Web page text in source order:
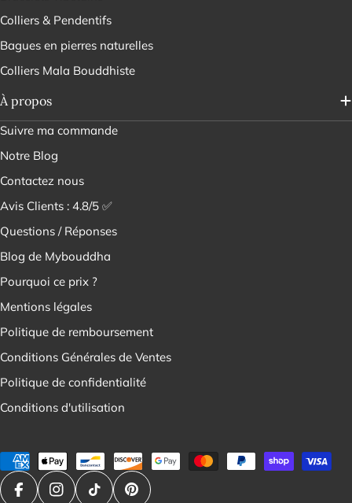
Colliers & Pendentifs
Bagues en pierres naturelles
Colliers Mala Bouddhiste
À propos
Suivre ma commande
Notre Blog
Contactez nous
Avis Clients : 4.8/5 ✅
Questions / Réponses
Blog de Mybouddha
Pourquoi ce prix ?
Mentions légales
Politique de remboursement
Conditions Générales de Ventes
Politique de confidentialité
Conditions d'utilisation
Modes
de
paiement
FacebookInstagramTik TokPinterest